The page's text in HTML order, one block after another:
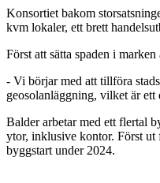
Konsortiet bakom
kvm lokaler, ett brett
Först att sätta spaden i
- Vi börjar med att tillföra
geosolanläggning, vilket är ett
Balder arbetar med ett flertal
ytor, inklusive kontor. Först ut
byggstart under 2024.